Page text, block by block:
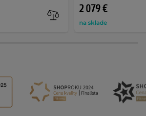
2 079 €
na sklade